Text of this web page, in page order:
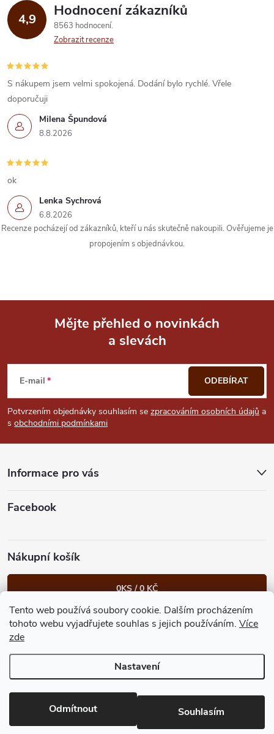
Tento web používá soubory cookie. Dalším procházením
tohoto webu vyjadřujete souhlas s jejich používáním. Více
zde
Nastavení
Odmítnout Souhlasím
d
a
c
í
p
r
v
k
y
v
u
4,9 Hodnocení zákazníků
8563 hodnocení
Zobrazit recenze
Milena Špundová
8.8.2026
S nákupem jsem velmi spokojená. Dodání bylo rychlé. Vřele
doporučuji
Lenka Sychrová
6.8.2026
ok
Recenze pocházejí od zákazníků, kteří u nás skutečně nakoupili. Ověřujeme je
propojením s objednávkou.
p
a
Mějte přehled o novinkách
a slevách
E-mail
Potvrzením objednávky souhlasím se zpracováním osobních údajů a
s obchodními podmínkami
ODEBÍRAT
Informace pro vás
Facebook
Nákupní košík
0KS /0 KČ
Heureka.cz Facebook Instagram Bonvolo - přidej se taky
Vytvořil Shoptet Premium
GastroKlub.cz. Všechna práva vyhrazena.
nastavení cookies